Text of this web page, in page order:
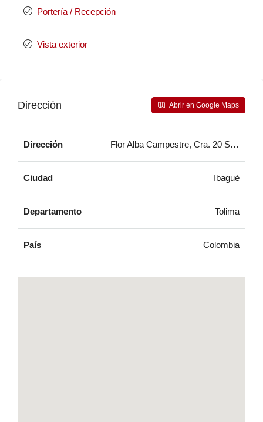
Portería / Recepción
Vista exterior
Dirección Abrir en Google Maps
Dirección Flor Alba Campestre, Cra. 20 Sur,
Ciudad Ibagué
Departamento Tolima
País Colombia